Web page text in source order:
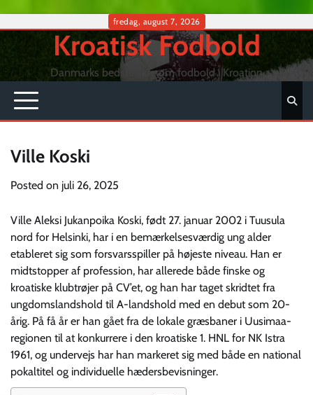
content
fredag, august 7, 2026
Kroatisk Fodbold
Danmarks bedste side om fodbold i Kroation
Ville Koski
Posted on juli 26, 2025
Ville Aleksi Jukanpoika Koski, født 27. januar 2002 i Tuusula
nord for Helsinki, har i en bemærkelsesværdig ung alder
etableret sig som forsvarsspiller på højeste niveau. Han er
midtstopper af profession, har allerede både finske og
kroatiske klubtrøjer på CV’et, og han har taget skridtet fra
ungdomslandshold til A-landshold med en debut som 20-
årig. På få år er han gået fra de lokale græsbaner i Uusimaa-
regionen til at konkurrere i den kroatiske 1. HNL for NK Istra
1961, og undervejs har han markeret sig med både en national
pokaltitel og individuelle hædersbevisninger.